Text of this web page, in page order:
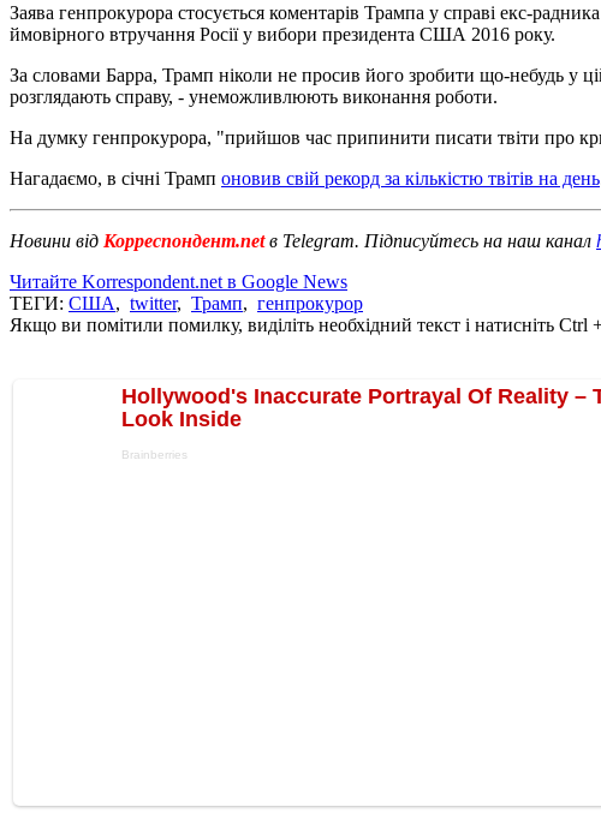
Заява генпрокурора стосується коментарів Трампа у справі екс-
ймовірного втручання Росії у вибори президента США 2016 року.
За словами Барра, Трамп ніколи не просив його зробити що-небудь у
розглядають справу, - унеможливлюють виконання роботи.
На думку генпрокурора, "прийшов час припинити писати твіти про
Нагадаємо, в січні Трамп оновив свій рекорд за кількістю твітів на день
Новини від Корреспондент.netв Telegram. Підписуйтесь на наш канал
Читайте Korrespondent.net в Google News
ТЕГИ: США, twitter, Трамп, генпрокурор
Якщо ви помітили помилку, виділіть необхідний текст і натисніть